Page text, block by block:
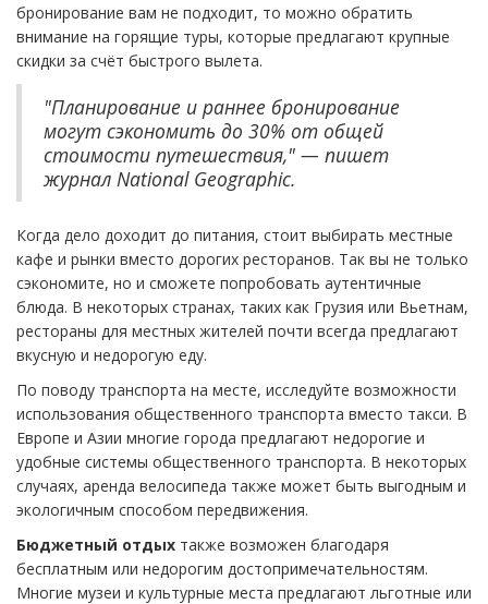
бронирование вам не подходит, то можно обратить
внимание на горящие туры, которые предлагают крупные
скидки за счёт быстрого вылета.
"Планирование и раннее бронирование
могут сэкономить до 30% от общей
стоимости путешествия," — пишет
журнал National Geographic.
Когда дело доходит до питания, стоит выбирать местные
кафе и рынки вместо дорогих ресторанов. Так вы не только
сэкономите, но и сможете попробовать аутентичные
блюда. В некоторых странах, таких как Грузия или Вьетнам,
рестораны для местных жителей почти всегда предлагают
вкусную и недорогую еду.
По поводу транспорта на месте, исследуйте возможности
использования общественного транспорта вместо такси. В
Европе и Азии многие города предлагают недорогие и
удобные системы общественного транспорта. В некоторых
случаях, аренда велосипеда также может быть выгодным и
экологичным способом передвижения.
Бюджетный отдых также возможен благодаря
бесплатным или недорогим достопримечательностям.
Многие музеи и культурные места предлагают льготные или